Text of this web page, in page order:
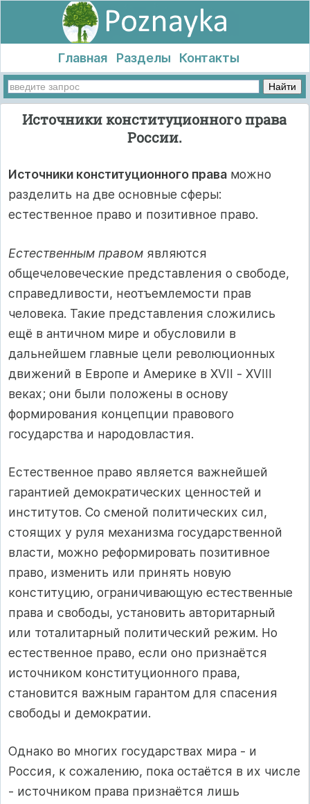
Главная Разделы Контакты
Источники конституционного права
России.
Источники конституционного права можно
разделить на две основные сферы:
естественное право и позитивное право.
Естественным правом являются
общечеловеческие представления о свободе,
справедливости, неотъемлемости прав
человека. Такие представления сложились
ещё в античном мире и обусловили в
дальнейшем главные цели революционных
движений в Европе и Америке в XVII ‑ XVIII
веках; они были положены в основу
формирования концепции правового
государства и народовластия.
Естественное право является важнейшей
гарантией демократических ценностей и
институтов. Со сменой политических сил,
стоящих у руля механизма государственной
власти, можно реформировать позитивное
право, изменить или принять новую
конституцию, ограничивающую естественные
права и свободы, установить авторитарный
или тоталитарный политический режим. Но
естественное право, если оно признаётся
источником конституционного права,
становится важным гарантом для спасения
свободы и демократии.
Однако во многих государствах мира ‑ и
Россия, к сожалению, пока остаётся в их числе
‑ источником права признаётся лишь